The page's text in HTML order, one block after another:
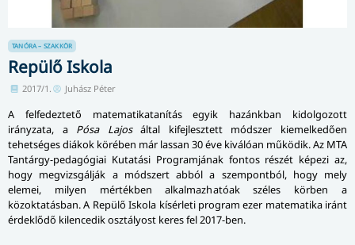
TANÓRA – SZAKKÖR
Repülő Iskola
2017/1. Juhász Péter
A felfedeztető matematikatanítás egyik hazánkban kidolgozott
irányzata, a Pósa Lajosáltal kifejlesztett módszer kiemelkedően
tehetséges diákok körében már lassan 30 éve kiválóan működik. Az MTA
Tantárgy-pedagógiai Kutatási Programjának fontos részét képezi az,
hogy megvizsgálják a módszert abból a szempontból, hogy mely
elemei, milyen mértékben alkalmazhatóak széles körben a
közoktatásban. A Repülő Iskola kísérleti program ezer matematika iránt
érdeklődő kilencedik osztályost keres fel 2017-ben.